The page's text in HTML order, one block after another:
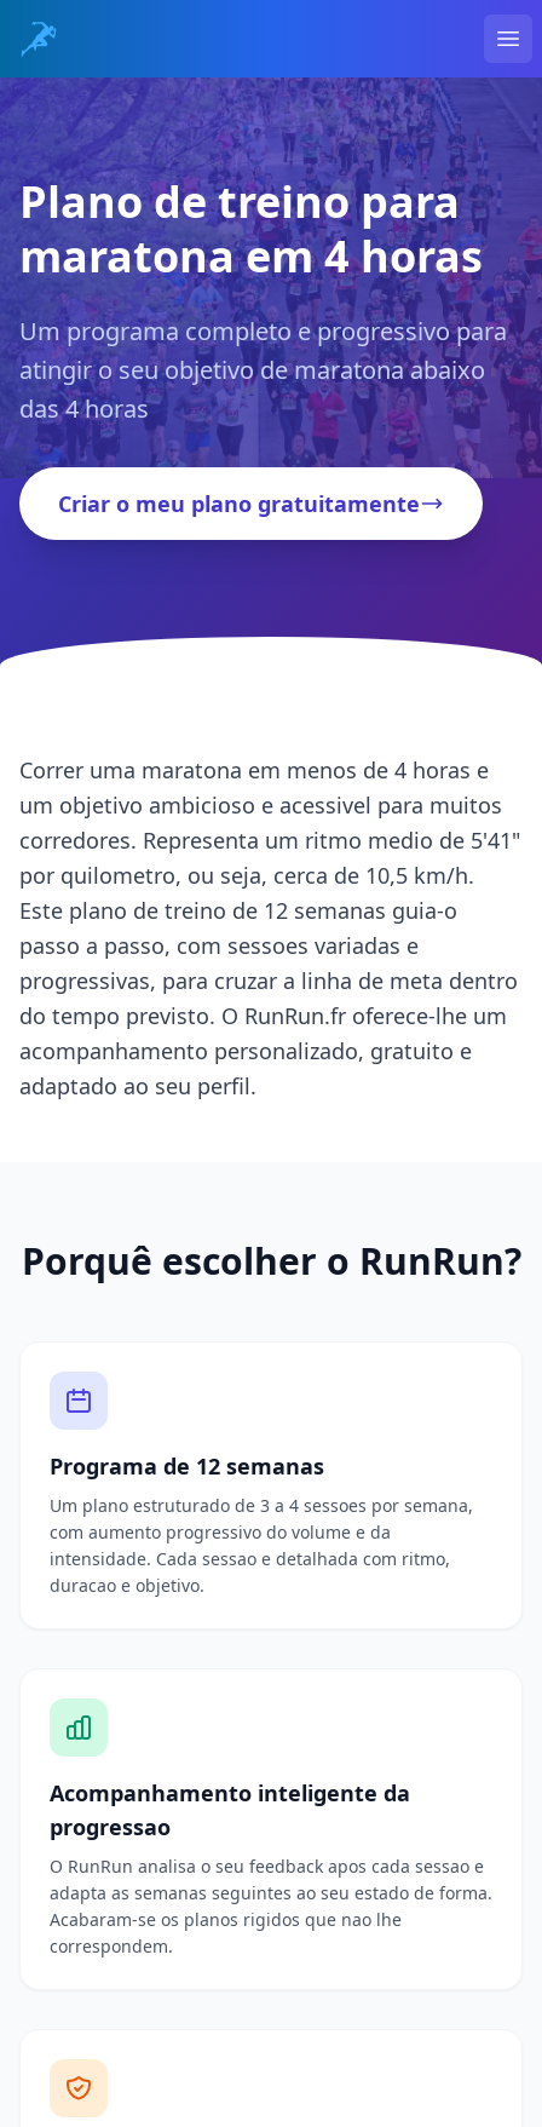
Plano de treino para
maratona em 4 horas
Um programa completo e progressivo para
atingir o seu objetivo de maratona abaixo
das 4 horas
Criar o meu plano gratuitamente
Correr uma maratona em menos de 4 horas e
um objetivo ambicioso e acessivel para muitos
corredores. Representa um ritmo medio de 5'41"
por quilometro, ou seja, cerca de 10,5 km/h.
Este plano de treino de 12 semanas guia-o
passo a passo, com sessoes variadas e
progressivas, para cruzar a linha de meta dentro
do tempo previsto. O RunRun.fr oferece-lhe um
acompanhamento personalizado, gratuito e
adaptado ao seu perfil.
Porquê escolher o RunRun?
Programa de 12 semanas
Um plano estruturado de 3 a 4 sessoes por semana,
com aumento progressivo do volume e da
intensidade. Cada sessao e detalhada com ritmo,
duracao e objetivo.
Acompanhamento inteligente da
progressao
O RunRun analisa o seu feedback apos cada sessao e
adapta as semanas seguintes ao seu estado de forma.
Acabaram-se os planos rigidos que nao lhe
correspondem.